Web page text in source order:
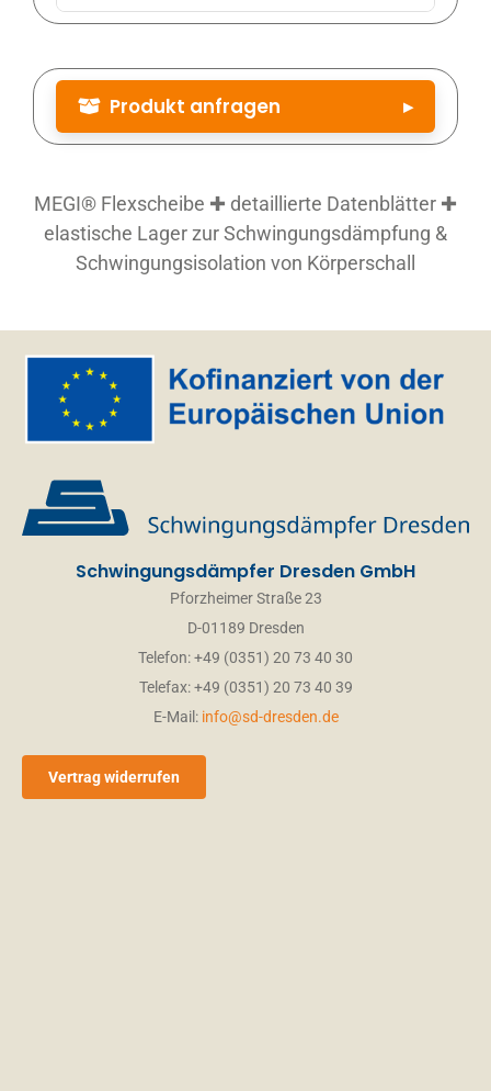
Produkt anfragen ▸
Artikelnummer
Firma
Straße Nr.
Email*
MEGI® Flexscheibe ✚ detaillierte Datenblätter ✚
elastische Lager zur Schwingungsdämpfung &
Schwingungsisolation von Körperschall
Schwingungsdämpfer Dresden GmbH
Pforzheimer Straße 23
D-01189 Dresden
Telefon: +49 (0351) 20 73 40 30
Telefax: +49 (0351) 20 73 40 39
E-Mail: info@sd-dresden.de
Vertrag widerrufen